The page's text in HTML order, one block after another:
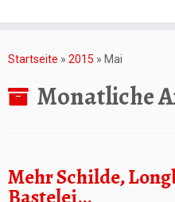
Inhalt
Startseite » 2015 » Mai
Monatliche
Mehr Schilde,